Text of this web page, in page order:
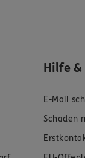
Hilfe &
E-Mail
Schaden